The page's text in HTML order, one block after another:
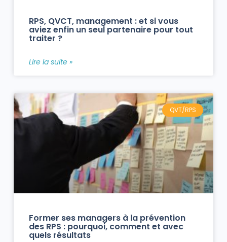
RPS, QVCT, management : et si vous
aviez enfin un seul partenaire pour tout
traiter ?
Lire la suite »
QVT/RPS
Former ses managers à la prévention
des RPS : pourquoi, comment et avec
quels résultats